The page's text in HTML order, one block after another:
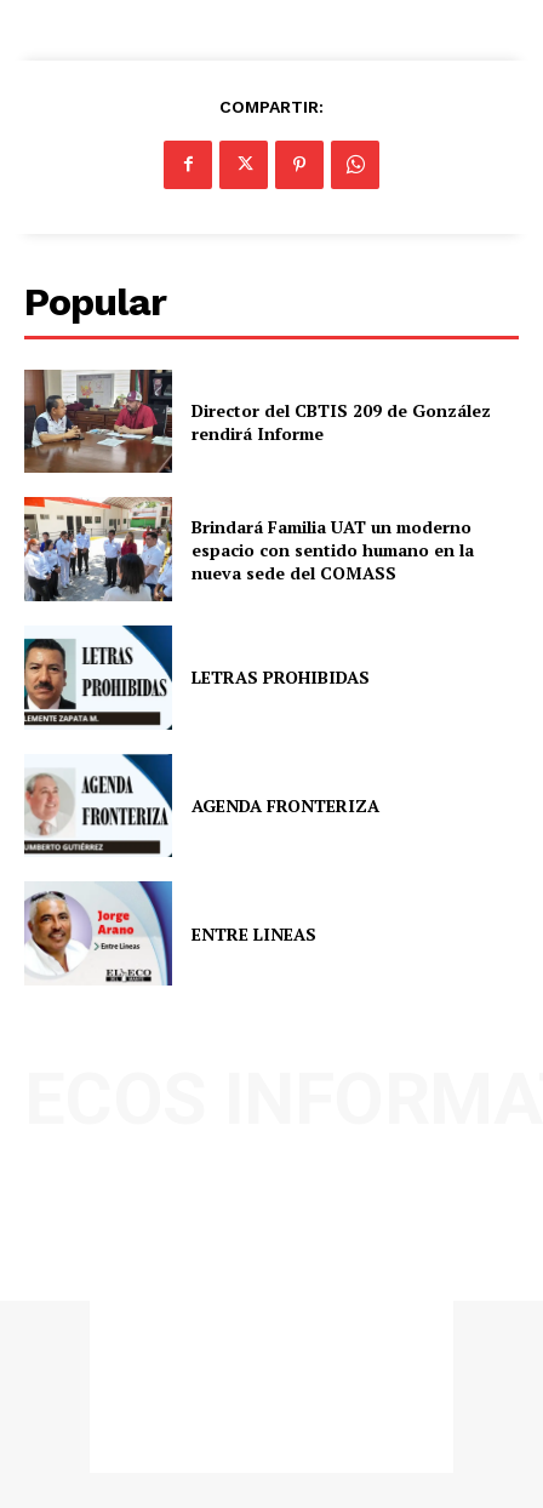
COMPARTIR:
Popular
Director del CBTIS 209 de González
rendirá Informe
Brindará Familia UAT un moderno
espacio con sentido humano en la
nueva sede del COMASS
LETRAS PROHIBIDAS
AGENDA FRONTERIZA
ENTRE LINEAS